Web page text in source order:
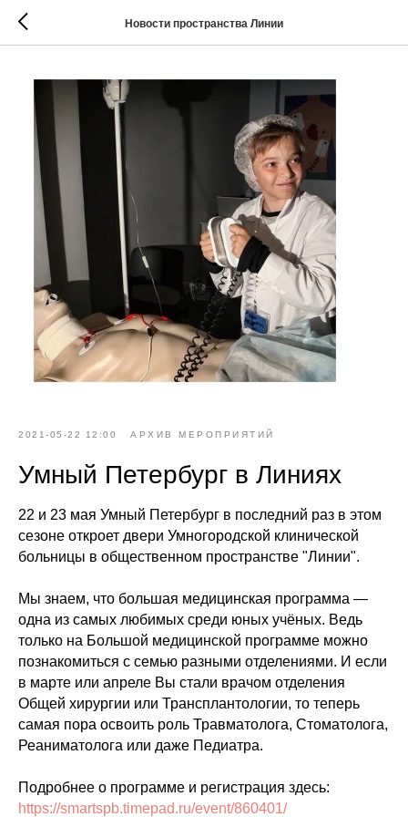
Новости пространства Линии
2021-05-22 12:00 АРХИВ МЕРОПРИЯТИЙ
Умный Петербург в Линиях
22 и 23 мая Умный Петербург в последний раз в этом
сезоне откроет двери Умногородской клинической
больницы в общественном пространстве "Линии".
Мы знаем, что большая медицинская программа —
одна из самых любимых среди юных учёных. Ведь
только на Большой медицинской программе можно
познакомиться с семью разными отделениями. И если
в марте или апреле Вы стали врачом отделения
Общей хирургии или Трансплантологии, то теперь
самая пора освоить роль Травматолога, Стоматолога,
Реаниматолога или даже Педиатра.
Подробнее о программе и регистрация здесь:
https://smartspb.timepad.ru/event/860401/